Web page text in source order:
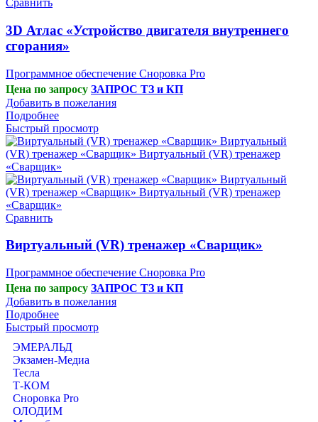
Сравнить
3D Атлас «Устройство двигателя внутреннего
сгорания»
Программное обеспечение Сноровка Pro
Цена по запросуЗАПРОС ТЗ и КП
Добавить в пожелания
Подробнее
Быстрый просмотр
Сравнить
Виртуальный (VR) тренажер «Сварщик»
Программное обеспечение Сноровка Pro
Цена по запросуЗАПРОС ТЗ и КП
Добавить в пожелания
Подробнее
Быстрый просмотр
ЭМЕРАЛЬД
Экзамен-Медиа
Тесла
Т-КОМ
Сноровка Pro
ОЛОДИМ